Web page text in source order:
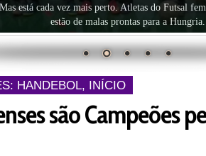
Basquete Cerquilho é vice-campeão!
HANDEBOL, INÍCIO
são Campeões